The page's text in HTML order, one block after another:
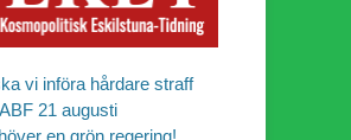
vi införa hårdare straff
21 augusti
en grön regering!